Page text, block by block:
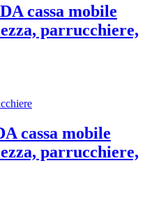
cassa mobile
parrucchiere,
cassa mobile
parrucchiere,